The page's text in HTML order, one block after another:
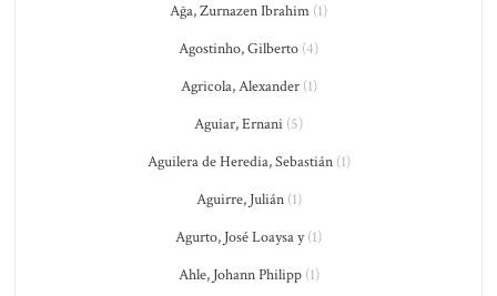
Ağa, Zurnazen Ibrahim (1)
Agostinho, Gilberto (4)
Agricola, Alexander(1)
Aguiar, Ernani (5)
Aguilera de Heredia, Sebastián(1)
Aguirre, Julián(1)
Agurto, José Loaysa y(1)
Ahle, Johann Philipp(1)